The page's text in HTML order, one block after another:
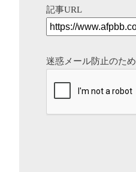
記事URL
迷惑メール防止のた